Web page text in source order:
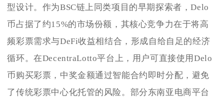
型设计。作为BSC链上同类项目的早期探索者，Delo
币占据了约15%的市场份额，其核心竞争力在于将高
频彩票需求与DeFi收益相结合，形成自给自足的经济
循环。在DecentraLotto平台上，用户可直接使用Delo
币购买彩票，中奖金额通过智能合约即时分配，避免
了传统彩票中心化托管的风险。部分东南亚电商平台